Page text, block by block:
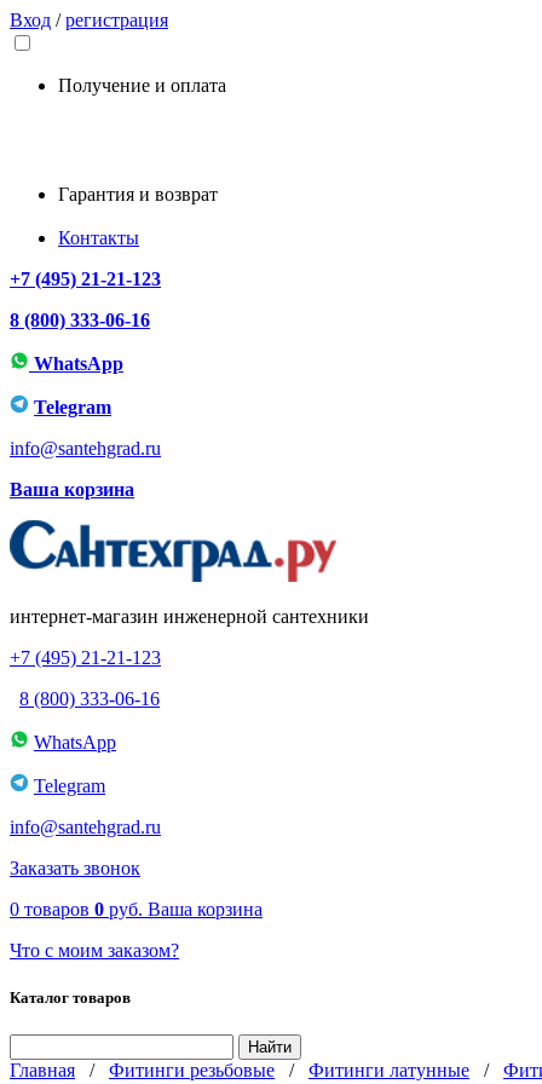
Вход /регистрация
Получение и оплата
Гарантия и возврат
Контакты
+7 (495) 21-21-123
8 (800) 333-06-16
WhatsApp
Telegram
info@santehgrad.ru
Ваша корзина
интернет-магазин инженерной сантехники
+7 (495) 21-21-123
8 (800) 333-06-16
WhatsApp
Telegram
info@santehgrad.ru
Заказать звонок
0 товаров 0 руб. Ваша корзина
Что с моим заказом?
Каталог товаров
Главная / Фитинги резьбовые / Фитинги латунные /